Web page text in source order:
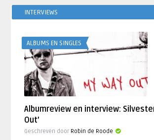
INTERVIEWS
ALBUMS EN SINGLES
Albumreview en interview:
Out’
Geschreven door Robin de Roode